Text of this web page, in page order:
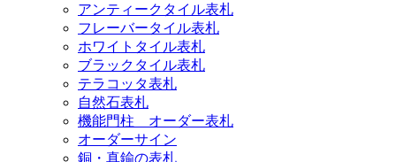
アンティークタイル表札
フレーバータイル表札
ホワイトタイル表札
ブラックタイル表札
テラコッタ表札
自然石表札
機能門柱 オーダー表札
オーダーサイン
銅・真鍮の表札